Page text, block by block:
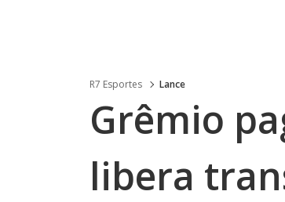
R7 Esportes Lance
Grêmio
libera